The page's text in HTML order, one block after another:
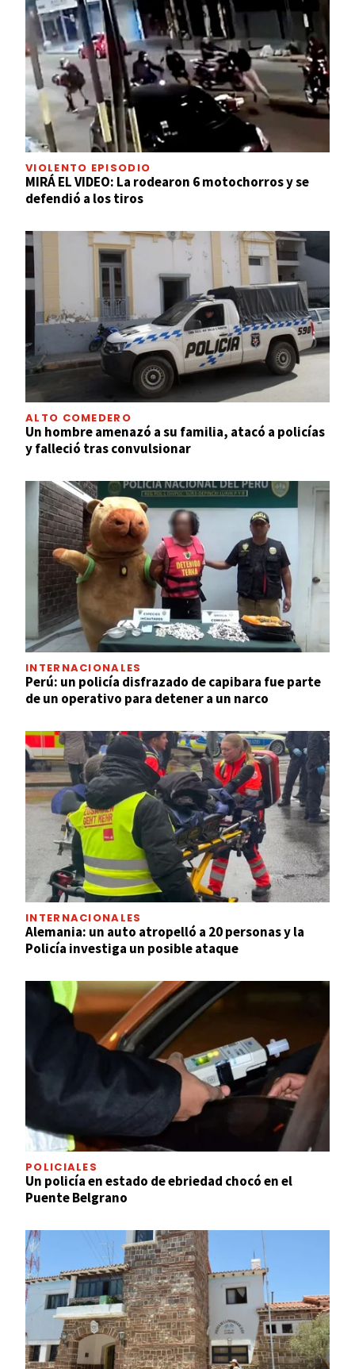
VIOLENTO EPISODIO
MIRÁ EL VIDEO: La rodearon 6 motochorros y se
defendió a los tiros
ALTO COMEDERO
Un hombre amenazó a su familia, atacó a policías
y falleció tras convulsionar
INTERNACIONALES
Perú: un policía disfrazado de capibara fue parte
de un operativo para detener a un narco
INTERNACIONALES
Alemania: un auto atropelló a 20 personas y la
Policía investiga un posible ataque
POLICIALES
Un policía en estado de ebriedad chocó en el
Puente Belgrano